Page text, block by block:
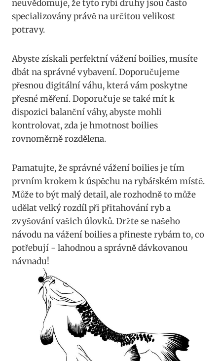
neuvědomuje, že tyto rybí ‍druhy jsou ​často
specializovány právě na určitou velikost
potravy.
Abyste‌ získali perfektní ⁢vážení boilies, ⁢musíte⁢
dbát na správné vybavení. Doporučujeme
přesnou digitální⁤ váhu, která vám poskytne
přesné měření.‍ Doporučuje se také mít k
dispozici balanční váhy, abyste mohli
kontrolovat, zda je hmotnost ​boilies
rovnoměrně rozdělena.
Pamatujte, že správné vážení boilies je tím
⁢prvním krokem k úspěchu na rybářském místě.
Může to být malý detail, ale rozhodně to⁣ může
udělat velký rozdíl při přitahování ryb a‌
zvyšování ‍vašich úlovků. ‍Držte se našeho
návodu na vážení⁢ boilies a přineste rybám to, co
potřebují ‍- lahodnou a‌ správně dávkovanou
⁤návnadu!